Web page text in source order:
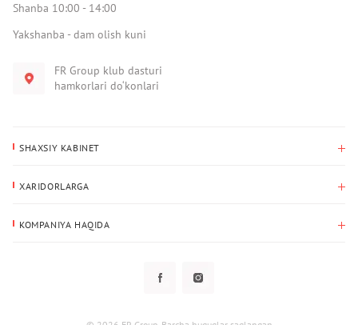
Shanba 10:00 - 14:00
Yakshanba - dam olish kuni
FR Group klub dasturi
hamkorlari do‘konlari
SHAXSIY KABINET
Yetkazib berish manzili
XARIDORLARGA
KOMPANIYA HAQIDA